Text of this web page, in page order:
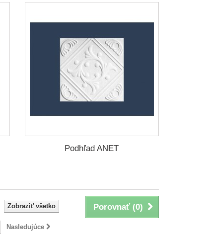
Podhľad ANET
Porovnať (0)
Zobraziť všetko
Nasledujúce